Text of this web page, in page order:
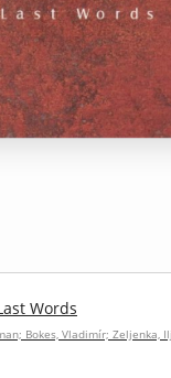
Words
Bokes, Vladimír; Zeljenka,